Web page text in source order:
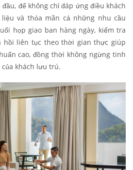
để không chỉ đáp ứng điều khách
và thỏa mãn cả những nhu cầu
họp giao ban hàng ngày, kiểm tra
hồi liên tục theo thời gian thực giúp
cao, đồng thời không ngừng tinh
khách lưu trú.